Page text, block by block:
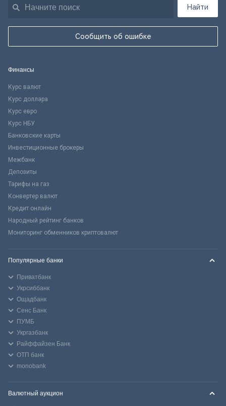
Найти
Сообщить об ошибке
Финансы
Курс валют
Курс доллара
Курс евро
Курс НБУ
Банковские карты
Инвестиционные брокеры
Межбанк
Депозиты
Тарифы на газ
Конвертер валют
Кредит онлайн
Народный рейтинг банков
Мониторинг обменников криптовалют
Популярные банки
Приватбанк
Укрсиббанк
Ощадбанк
Сенс Банк
ПУМБ
Укргазбанк
Райффайзен Банк
ОТП банк
monobank
Валютный аукцион